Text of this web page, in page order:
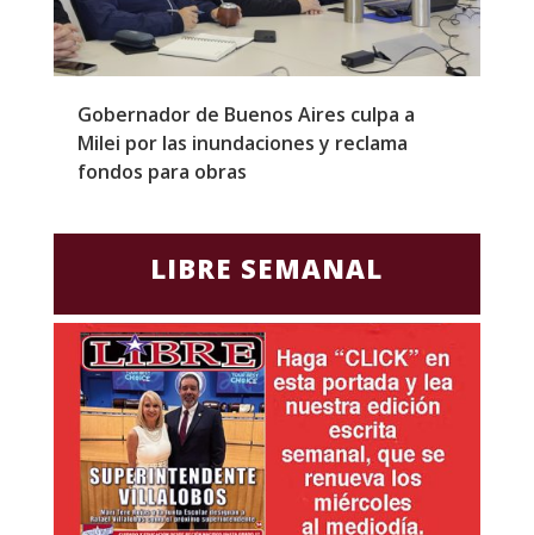
Gobernador de Buenos Aires culpa a
Milei por las inundaciones y reclama
fondos para obras
LIBRE SEMANAL